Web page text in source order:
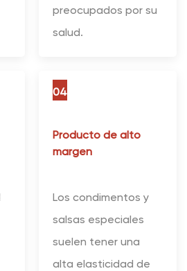
preocupados por su
salud.
04
Producto de alto
margen
Los condimentos y
salsas especiales
suelen tener una
alta elasticidad de